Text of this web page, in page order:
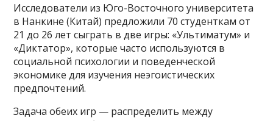
Исследователи из Юго-Восточного университета
в Нанкине (Китай) предложили 70 студенткам от
21 до 26 лет сыграть в две игры: «Ультиматум» и
«Диктатор», которые часто используются в
социальной психологии и поведенческой
экономике для изучения неэгоистических
предпочтений.
Задача обеих игр — распределить между